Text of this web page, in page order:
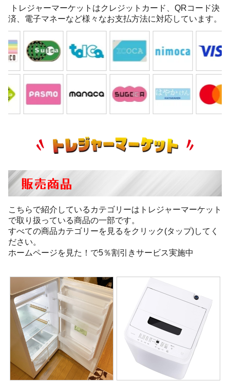
トレジャーマーケットはクレジットカード、QRコード決
済、電子マネーなど様々なお支払方法に対応しています。
販売商品
こちらで紹介しているカテゴリーはトレジャーマーケット
で取り扱っている商品の一部です。
すべての商品カテゴリーを見るをクリック(タップ)してく
ださい。
ホームページを見た！で5％割引きサービス実施中